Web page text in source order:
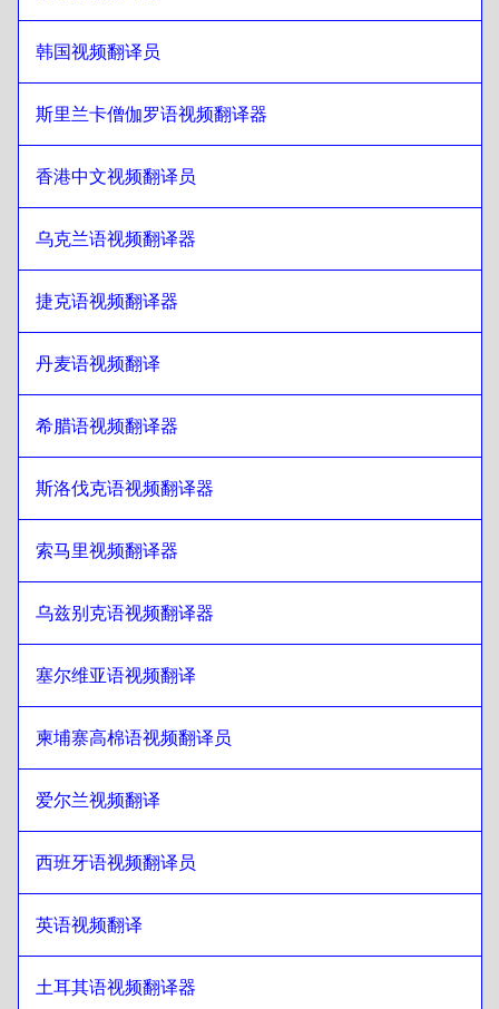
希伯来语至马耳他语
马耳他语至希伯来语
希伯来语 至 南非语
韩语至希伯来语
希伯来语至西班牙语
西班牙语至希伯来语
斯里兰卡僧伽罗语/泰米尔语
希伯来语至繁体中文/香港
希伯来语至土耳其语
土耳其语至希伯来语
希伯来语至乌克兰语
捷克语
至
希伯来语至丹麦语
丹麦语至希伯来语
德语至希伯来语
希伯来语至希腊语
希伯来语至斯洛伐克语
斯洛伐克语至希伯来语
希伯来语至日语
韩国视频翻译员
斯里兰卡僧伽罗语视频翻译器
香港中文视频翻译员
乌克兰语视频翻译器
捷克语视频翻译器
丹麦语视频翻译
希腊语视频翻译器
斯洛伐克语视频翻译器
索马里视频翻译器
乌兹别克语视频翻译器
塞尔维亚语视频翻译
柬埔寨高棉语视频翻译员
爱尔兰视频翻译
西班牙语视频翻译员
英语视频翻译
土耳其语视频翻译器